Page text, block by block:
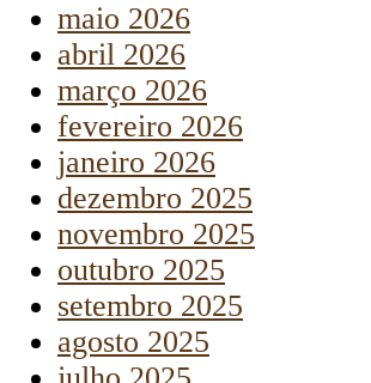
maio 2026
abril 2026
março 2026
fevereiro 2026
janeiro 2026
dezembro 2025
novembro 2025
outubro 2025
setembro 2025
agosto 2025